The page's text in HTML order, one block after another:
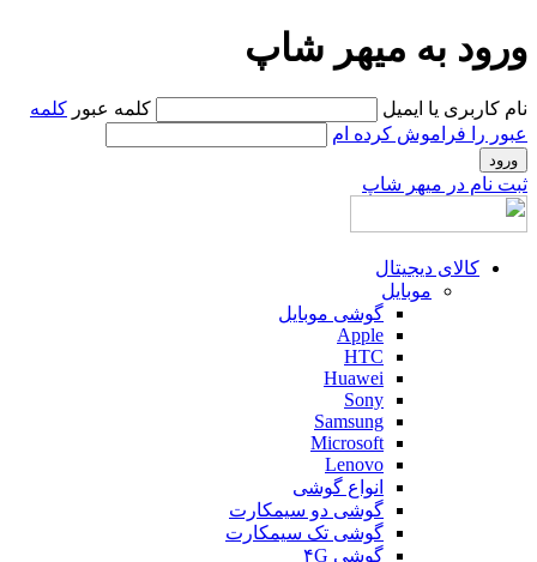
ورود به میهر شاپ
نام کاربری یا ایمیل کلمه عبور کلمه
عبور را فراموش کرده ام
ثبت نام در میهر شاپ
کالای دیجیتال
موبایل
گوشی موبایل
Apple
HTC
Huawei
Sony
Samsung
Microsoft
Lenovo
انواع گوشی
گوشی دو سیمکارت
گوشی تک سیمکارت
گوشی ۴G